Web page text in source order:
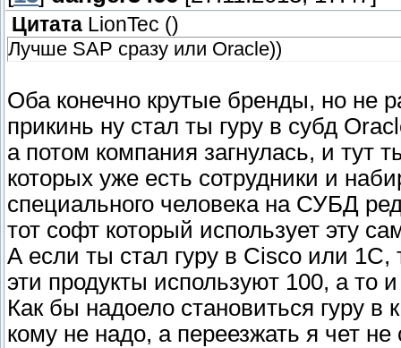
Цитата LionTec ()
Лучше SAP сразу или Oracle))
Оба конечно крутые бренды, но не
прикинь ну стал ты гуру в субд
а потом компания загнулась, и тут
которых уже есть сотрудники и
специального человека на СУБД
тот софт который использует эту
А если ты стал гуру в Cisco или
эти продукты используют 100, а то
Как бы надоело становиться гуру в
кому не надо, а переезжать я чет